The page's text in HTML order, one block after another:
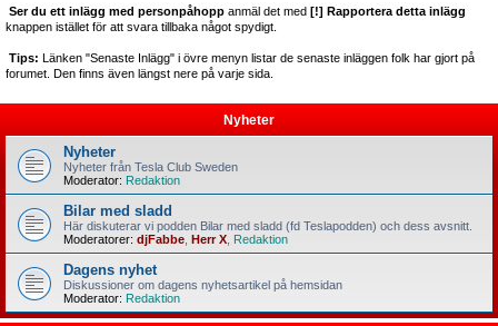
Ser du ett inlägg med personpåhopp anmäl det med [!] Rapportera detta inlägg
knappen istället för att svara tillbaka något spydigt.
Tips: Länken "Senaste Inlägg" i övre menyn listar de senaste inläggen folk har gjort på
forumet. Den finns även längst nere på varje sida.
Nyheter
Nyheter
Nyheter från Tesla Club Sweden
Moderator: Redaktion
Bilar med sladd
Här diskuterar vi podden Bilar med sladd (fd Teslapodden) och dess avsnitt.
Moderatorer: djFabbe Herr X Redaktion
Dagens nyhet
Diskussioner om dagens nyhetsartikel på hemsidan
Moderator: Redaktion